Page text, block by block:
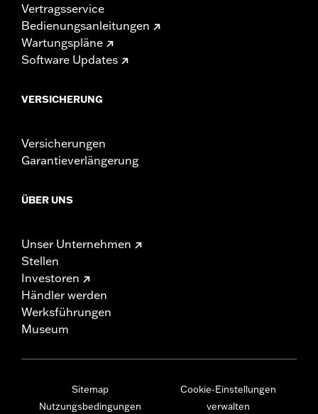
Vertragsservice
Bedienungsanleitungen
Wartungspläne
Software Updates
VERSICHERUNG
Versicherungen
Garantieverlängerung
ÜBER UNS
Unser Unternehmen
Stellen
Investoren
Händler werden
Werksführungen
Museum
Sitemap
Nutzungsbedingungen
Cookie-Einstellungen
verwalten